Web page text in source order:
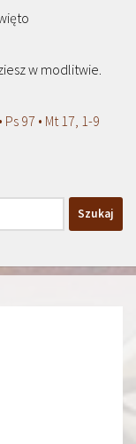
w modlitwie.
97 • Mt 17, 1-9